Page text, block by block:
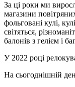
За ці роки ми
магазини
фольговані кулі,
світяться,
балонів з гелієм і
У 2022 році
На сьогоднішній